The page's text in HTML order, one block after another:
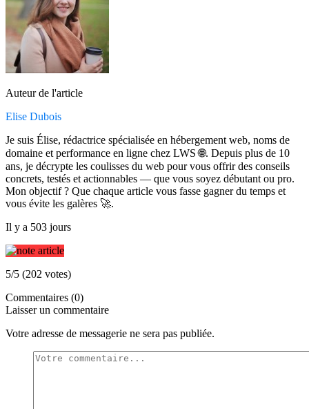
Auteur de l'article
Elise Dubois
Je suis Élise, rédactrice spécialisée en hébergement web, noms de
domaine et performance en ligne chez LWS 🌐. Depuis plus de 10
ans, je décrypte les coulisses du web pour vous offrir des conseils
concrets, testés et actionnables — que vous soyez débutant ou pro.
Mon objectif ? Que chaque article vous fasse gagner du temps et
vous évite les galères 🚀.
Il y a 503 jours
5/5 (202 votes)
Commentaires (0)
Laisser un commentaire
Votre adresse de messagerie ne sera pas publiée.